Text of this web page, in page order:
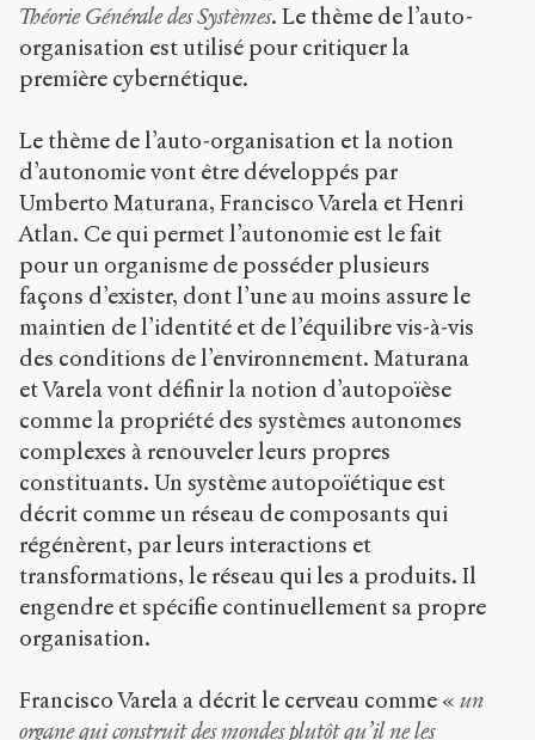
Théorie Générale des Systèmes. Le thème de l’auto-
organisation est utilisé pour critiquer la
première cybernétique.
Le thème de l’auto-organisation et la notion
d’autonomie vont être développés par
Umberto Maturana, Francisco Varela et Henri
Atlan. Ce qui permet l’autonomie est le fait
pour un organisme de posséder plusieurs
façons d’exister, dont l’une au moins assure le
maintien de l’identité et de l’équilibre vis-à-vis
des conditions de l’environnement. Maturana
et Varela vont définir la notion d’autopoïèse
comme la propriété des systèmes autonomes
complexes à renouveler leurs propres
constituants. Un système autopoïétique est
décrit comme un réseau de composants qui
régénèrent, par leurs interactions et
transformations, le réseau qui les a produits. Il
engendre et spécifie continuellement sa propre
organisation.
Francisco Varela a décrit le cerveau comme « un
organe qui construit des mondes plutôt qu’il ne les